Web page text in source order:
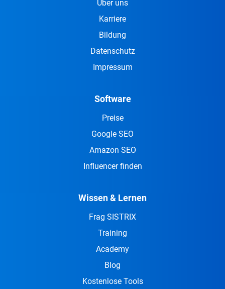
Über uns
Karriere
Bildung
Datenschutz
Impressum
Software
Preise
Google SEO
Amazon SEO
Influencer finden
Wissen & Lernen
Frag SISTRIX
Training
Academy
Blog
Kostenlose Tools